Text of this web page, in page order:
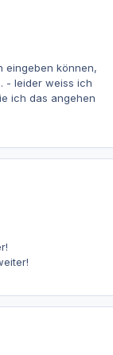
eingeben können,
- leider weiss ich
ich das angehen